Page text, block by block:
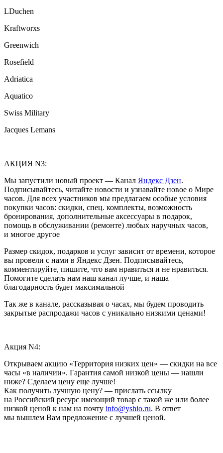
LDuchen
Kraftworxs
Greenwich
Rosefield
Adriatica
Aquatico
Swiss Military
Jacques Lemans
АКЦИЯ N3:
Мы запустили новый проект — Канал Яндекс Дзен.
Подписывайтесь, читайте новости и узнавайте новое о Мире
часов. Для всех участников мы предлагаем особые условия
покупки часов: скидки, спец. комплекты, возможность
бронирования, дополнительные аксессуары в подарок,
помощь в обслуживании (ремонте) любых наручных часов,
и многое другое
Размер скидок, подарков и услуг зависит от времени, которое
вы провели с нами в Яндекс Дзен. Подписывайтесь,
комментируйте, пишите, что вам нравиться и не нравиться.
Помогите сделать нам наш канал лучше, и наша
благодарность будет максимальной
Так же в канале, рассказывая о часах, мы будем проводить
закрытые распродажи часов с уникально низкими ценами!
Акция N4:
Открываем акцию «Территория низких цен» — скидки на все
часы «в наличии». Гарантия самой низкой цены — нашли
ниже? Сделаем цену еще лучше!
Как получить лучшую цену? — прислать ссылку
на Российский ресурс имеющий товар с такой же или более
низкой ценой к нам на почту info@yshio.ru. В ответ
мы вышлем Вам предложение с лучшей ценой.